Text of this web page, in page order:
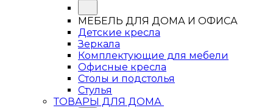
МЕБЕЛЬ ДЛЯ ДОМА И ОФИСА
Детские кресла
Зеркала
Комплектующие для мебели
Офисные кресла
Столы и подстолья
Стулья
ТОВАРЫ ДЛЯ ДОМА